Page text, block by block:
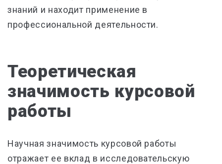
знаний и находит применение в
профессиональной деятельности.
Теоретическая
значимость курсовой
работы
Научная значимость курсовой работы
отражает ее вклад в исследовательскую